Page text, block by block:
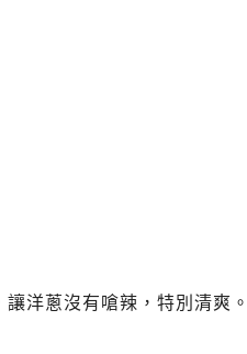
洋蔥沒有嗆辣，特別清爽